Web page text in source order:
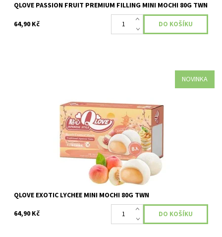
QLOVE PASSION FRUIT PREMIUM FILLING MINI MOCHI 80G TWN
64,90 Kč
NOVINKA
QLOVE EXOTIC LYCHEE MINI MOCHI 80G TWN
64,90 Kč